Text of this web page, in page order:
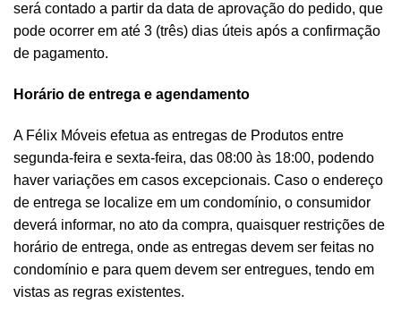
será contado a partir da data de aprovação do pedido, que
pode ocorrer em até 3 (três) dias úteis após a confirmação
de pagamento.
Horário de entrega e agendamento
A Félix Móveis efetua as entregas de Produtos entre
segunda-feira e sexta-feira, das 08:00 às 18:00, podendo
haver variações em casos excepcionais. Caso o endereço
de entrega se localize em um condomínio, o consumidor
deverá informar, no ato da compra, quaisquer restrições de
horário de entrega, onde as entregas devem ser feitas no
condomínio e para quem devem ser entregues, tendo em
vistas as regras existentes.